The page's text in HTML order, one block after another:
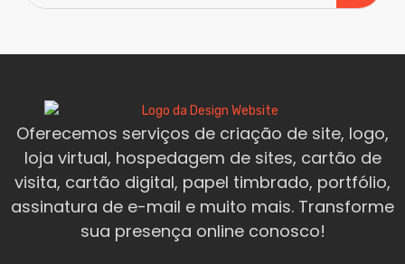
Oferecemos serviços de criação de site, logo,
loja virtual, hospedagem de sites, cartão de
visita, cartão digital, papel timbrado, portfólio,
assinatura de e-mail e muito mais. Transforme
sua presença online conosco!